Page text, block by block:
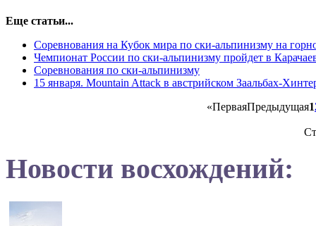
Еще статьи...
Соревнования на Кубок мира по ски-альпинизму на
Чемпионат России по ски-альпинизму пройдет в
Соревнования по ски-альпинизму
15 января. Mountain Attack в австрийском Заальбах-
«ПерваяПредыдущая1
Новости восхождений: